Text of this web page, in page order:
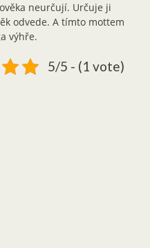
neurčují. Určuje ji
odvede. A tímto mottem
výhře.
5/5 - (1 vote)